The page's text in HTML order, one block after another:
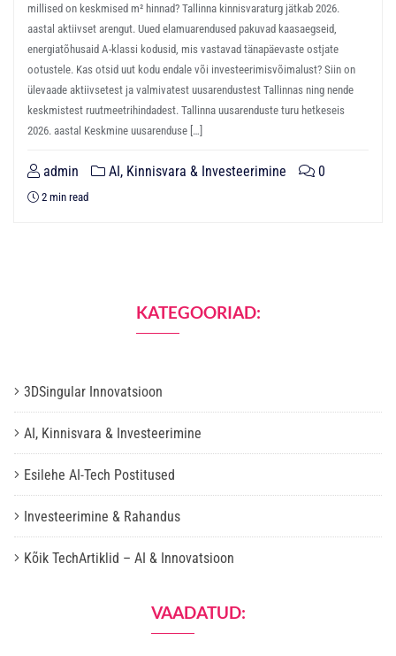
millised on keskmised m² hinnad? Tallinna kinnisvaraturg jätkab 2026.
aastal aktiivset arengut. Uued elamuarendused pakuvad kaasaegseid,
energiatõhusaid A-klassi kodusid, mis vastavad tänapäevaste ostjate
ootustele. Kas otsid uut kodu endale või investeerimisvõimalust? Siin on
ülevaade aktiivsetest ja valmivatest uusarendustest Tallinnas ning nende
keskmistest ruutmeetrihindadest. Tallinna uusarenduste turu hetkeseis
2026. aastal Keskmine uusarenduse […]
admin AI, Kinnisvara & Investeerimine 0
2 min read
KATEGOORIAD:
3DSingular Innovatsioon
AI, Kinnisvara & Investeerimine
Esilehe AI-Tech Postitused
Investeerimine & Rahandus
Kõik TechArtiklid – AI & Innovatsioon
VAADATUD: